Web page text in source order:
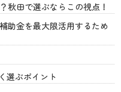
秋田で選ぶならこの視点！
助金を最大限活用するため
選ぶポイント